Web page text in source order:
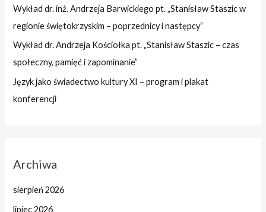
Wykład dr. inż. Andrzeja Barwickiego pt. „Stanisław Staszic w
regionie świętokrzyskim – poprzednicy i następcy”
Wykład dr. Andrzeja Kościołka pt. „Stanisław Staszic – czas
społeczny, pamięć i zapominanie”
Język jako świadectwo kultury XI – program i plakat
konferencji
Archiwa
sierpień 2026
lipiec 2026